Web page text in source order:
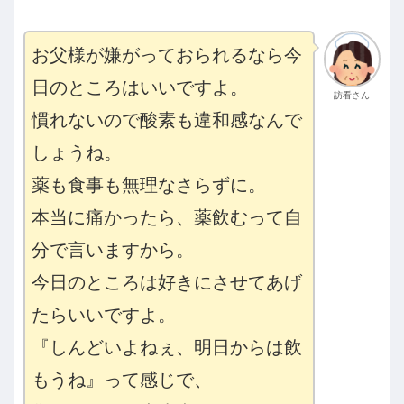
訪看さん
お父様が嫌がっておられるなら今
日のところはいいですよ。
慣れないので酸素も違和感なんで
しょうね。
薬も食事も無理なさらずに。
本当に痛かったら、薬飲むって自
分で言いますから。
今日のところは好きにさせてあげ
たらいいですよ。
『しんどいよねぇ、明日からは飲
もうね』って感じで、